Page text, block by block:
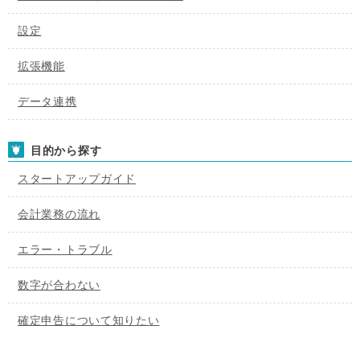
設定
拡張機能
データ連携
目的から探す
スタートアップガイド
会計業務の流れ
エラー・トラブル
数字が合わない
確定申告について知りたい